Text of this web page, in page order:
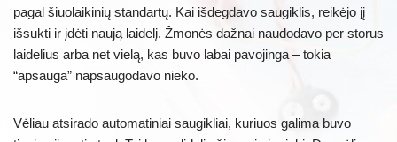
pagal šiuolaikinių standartų. Kai išdegdavo saugiklis, reikėjo jį
išsukti ir įdėti naują laidelį. Žmonės dažnai naudodavo per storus
laidelius arba net vielą, kas buvo labai pavojinga – tokia
“apsauga” napsaugodavo nieko.
Vėliau atsirado automatiniai saugikliai, kuriuos galima buvo